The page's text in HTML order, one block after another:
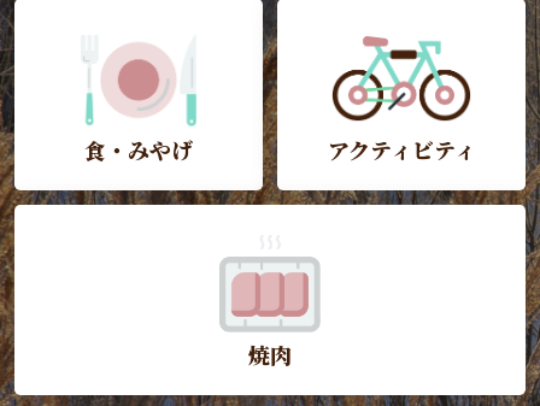
食・みやげ アクティビティ
焼肉